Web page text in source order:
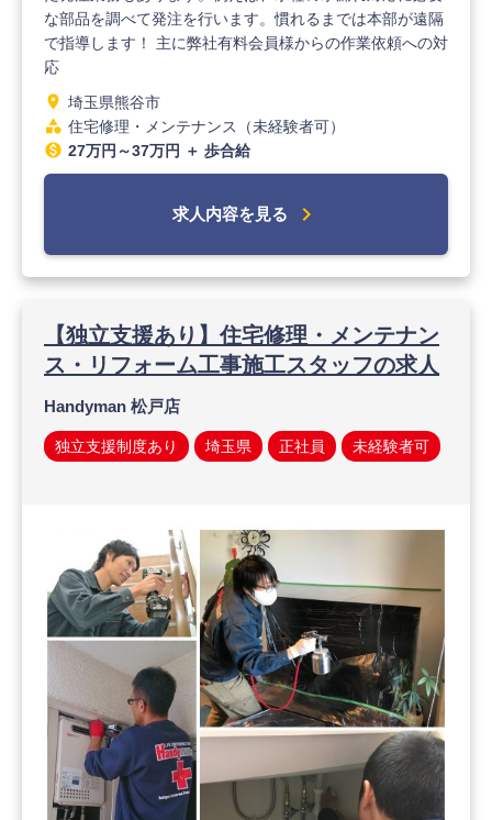
な部品を調べて発注を行います。慣れるまでは本部が遠隔
で指導します！ 主に弊社有料会員様からの作業依頼への対
応
location_on 埼玉県熊谷市
category 住宅修理・メンテナンス（未経験者可）
monetization_on 27万円～37万円 ＋ 歩合給
求人内容を見る chevron_right
【独立支援あり】住宅修理・メンテナン
ス・リフォーム工事施工スタッフの求人
Handyman 松戸店
独立支援制度あり 埼玉県 正社員 未経験者可